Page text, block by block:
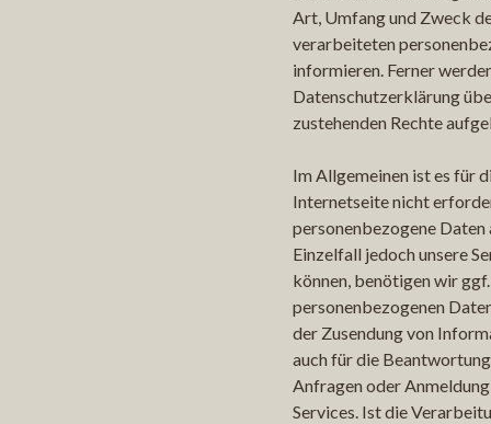
Art, Umfang und Zweck
verarbeiteten
informieren. Ferner
Datenschutzerklärung
zustehenden Rechte
Im Allgemeinen ist es für
Internetseite nicht
personenbezogene Daten
Einzelfall jedoch unsere
können, benötigen wir
personenbezogenen
der Zusendung von
auch für die
Anfragen oder
Services. Ist die